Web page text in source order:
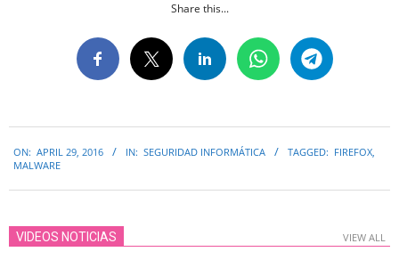
Share this...
04-
ON: APRIL 29, 2016 IN: SEGURIDAD INFORMÁTICA TAGGED: FIREFOX,
MALWARE
VIDEOS NOTICIAS VIEW ALL